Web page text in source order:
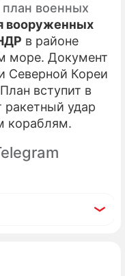
план военных
вооруженных
в районе
море. Документ
Северной Кореи
вступит в
ракетный удар
кораблям.